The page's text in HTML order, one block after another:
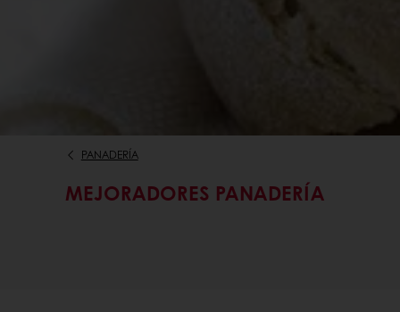
PANADERÍA
MEJORADORES PANADERÍA